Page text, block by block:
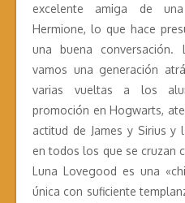
excelente amiga de
Hermione, lo que hace
una buena conversación.
vamos una generación
varias vueltas a los
promoción en Hogwarts,
actitud de James y Sirius y
en todos los que se cruzan
Luna Lovegood es una
única con suficiente